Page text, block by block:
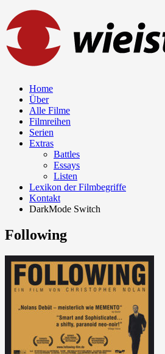
Home
Über
Alle Filme
Filmreihen
Serien
Extras
Battles
Essays
Listen
Lexikon der Filmbegriffe
Kontakt
DarkMode Switch
Following